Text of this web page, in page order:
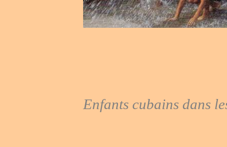
Enfants cubains dans